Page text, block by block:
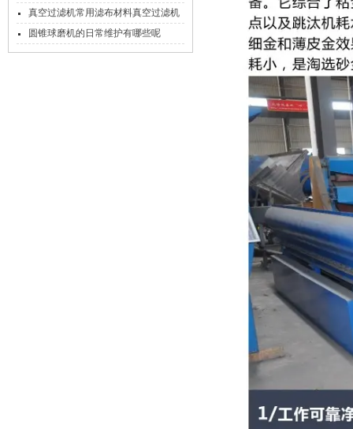
真空过滤机常用滤布材料真空过滤机
圆锥球磨机的日常维护有哪些呢